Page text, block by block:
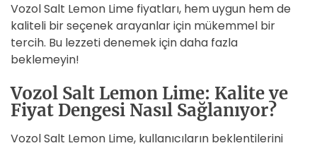
Vozol Salt Lemon Lime fiyatları, hem uygun hem de
kaliteli bir seçenek arayanlar için mükemmel bir
tercih. Bu lezzeti denemek için daha fazla
beklemeyin!
Vozol Salt Lemon Lime: Kalite ve
Fiyat Dengesi Nasıl Sağlanıyor?
Vozol Salt Lemon Lime, kullanıcıların beklentilerini